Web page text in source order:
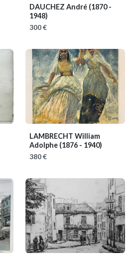
DAUCHEZ André (1870 -
1948)
300 €
LAMBRECHT William
Adolphe (1876 - 1940)
380 €